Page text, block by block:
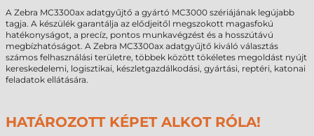
A Zebra MC3300ax adatgyűjtő a gyártó MC3000 szériájának legújabb
tagja. A készülék garantálja az elődjeitől megszokott magasfokú
hatékonyságot, a precíz, pontos munkavégzést és a hosszútávú
megbízhatóságot. A Zebra MC3300ax adatgyűjtő kiváló választás
számos felhasználási területre, többek között tökéletes megoldást nyújt
kereskedelemi, logisztikai, készletgazdálkodási, gyártási, reptéri, katonai
feladatok ellátására.
HATÁROZOTT KÉPET ALKOT RÓLA!